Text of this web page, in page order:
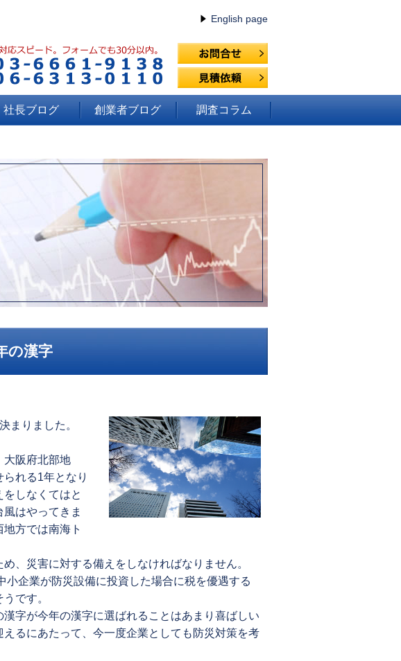
English page
社長ブログ 創業者ブログ 調査コラム
の漢字
まりました。
大阪府北部地
れる1年となり
しなくてはと
はやってきま
方では南海ト
、災害に対する備えをしなければなりません。
企業が防災設備に投資した場合に税を優遇する
です。
字が今年の漢字に選ばれることはあまり喜ばしい
るにあたって、今一度企業としても防災対策を考